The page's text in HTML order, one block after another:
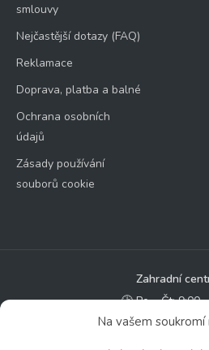
Na vašem soukromí
smlouvy
Nejčastější dotazy (FAQ)
Reklamace
Doprava, platba a balné
Ochrana osobních
údajů
Zásady používání
souborů cookie
Zahradní
🕑 Po – Čt: 9:00
🕑 Pá – So: 9:00